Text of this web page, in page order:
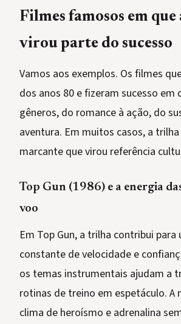
Filmes famosos em
virou parte do sucesso
Vamos aos exemplos. Os filmes
dos anos 80 e fizeram sucesso em
gêneros, do romance à ação, do
aventura. Em muitos casos, a
marcante que virou referência
Top Gun (1986) e a energia
voo
Em Top Gun, a trilha contribui para
constante de velocidade e
os temas instrumentais ajudam a
rotinas de treino em espetáculo. A
clima de heroísmo e adrenalina